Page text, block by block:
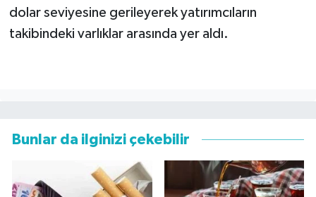
dolar seviyesine gerileyerek yatırımcıların
takibindeki varlıklar arasında yer aldı.
Bunlar da ilginizi çekebilir